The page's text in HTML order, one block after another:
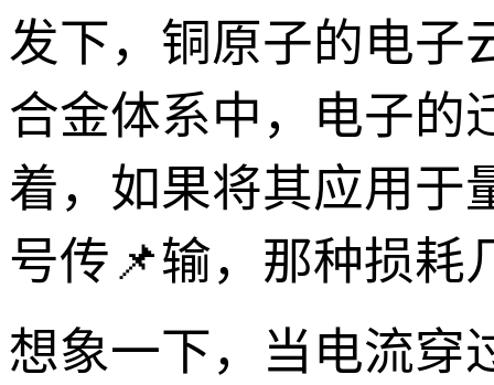
发下，铜原子的电子
合金体系中，电子的
着，如果将其应用于
号传📌输，那种损耗
想象一下，当电流穿